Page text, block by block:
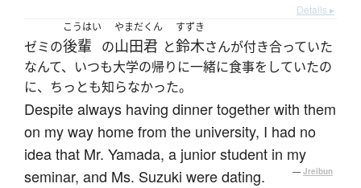
Details ▸
ゼミの
こうはい
後輩 の
やまだくん
山田君 と
すずき
鈴木さんが付き合っていた
なんて、いつも大学の帰りに一緒に食事をしていたの
に、ちっとも知らなかった。
Despite always having dinner together with them
on my way home from the university, I had no
idea that Mr. Yamada, a junior student in my
seminar, and Ms. Suzuki were dating.
— Jreibun